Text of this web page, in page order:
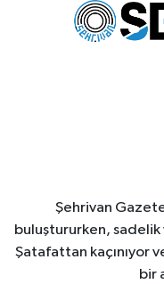
Şehrivan
buluştururken,
Şatafattan kaçınıyor
bir